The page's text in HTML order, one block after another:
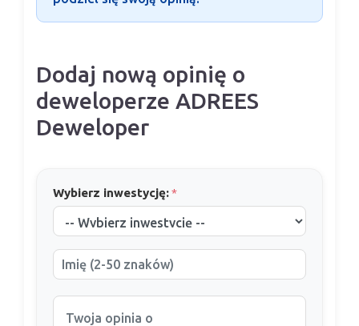
Dodaj nową opinię o
deweloperze ADREES
Deweloper
Wybierz inwestycję:*